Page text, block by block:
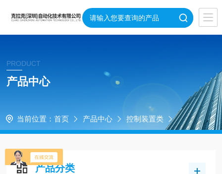
PRODUCT
产品中心
当前位置： 首页 产品中心 控制装置类
产品分类